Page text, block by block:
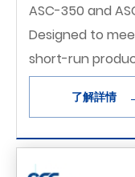
ASC-350 and
Designed to
short-run
prototyping, the
speed
了解詳情